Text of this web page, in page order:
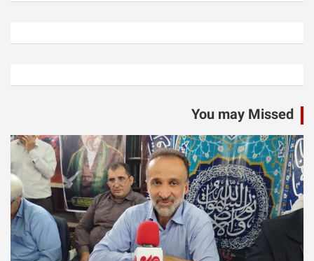
You may Missed